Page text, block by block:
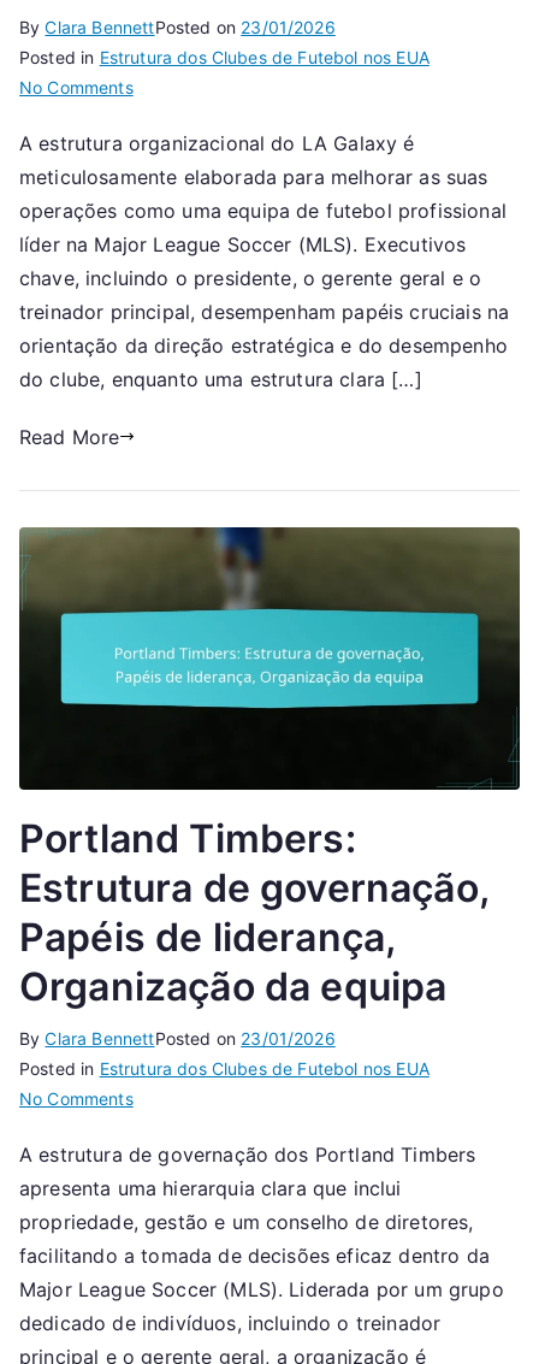
ByClara BennettPosted on 23/01/2026
Posted in Estrutura dos Clubes de Futebol nos EUA
No Commentson
Galaxy:
Estrutura
organizacional,
Funções
executivas,
da
equipa
A estrutura organizacional do LA Galaxy é
meticulosamente elaborada para melhorar as suas
operações como uma equipa de futebol profissional
líder na Major League Soccer (MLS). Executivos
chave, incluindo o presidente, o gerente geral e o
treinador principal, desempenham papéis cruciais na
orientação da direção estratégica e do desempenho
do clube, enquanto uma estrutura clara […]
Read More
Portland Timbers:
Estrutura de governação,
Papéis de liderança,
Organização da equipa
ByClara BennettPosted on 23/01/2026
Posted in Estrutura dos Clubes de Futebol nos EUA
No Commentson
Timbers:
Estrutura
de
governação,
Papéis
liderança,
A estrutura de governação dos Portland Timbers
apresenta uma hierarquia clara que inclui
propriedade, gestão e um conselho de diretores,
facilitando a tomada de decisões eficaz dentro da
Major League Soccer (MLS). Liderada por um grupo
dedicado de indivíduos, incluindo o treinador
principal e o gerente geral, a organização é